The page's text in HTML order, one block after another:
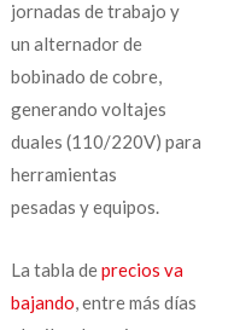
jornadas de trabajo y
un alternador de
bobinado de cobre,
generando voltajes
duales (110/220V) para
herramientas
pesadas y equipos.
La tabla deprecios va
bajando, entre más días